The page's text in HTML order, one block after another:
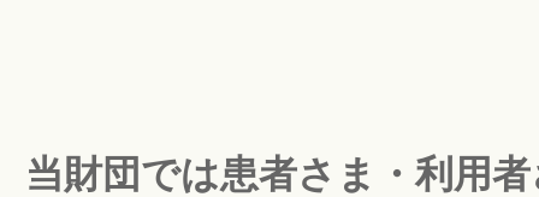
当財団では患者さま・利用